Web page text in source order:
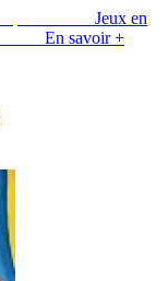
Jeux en
En savoir +